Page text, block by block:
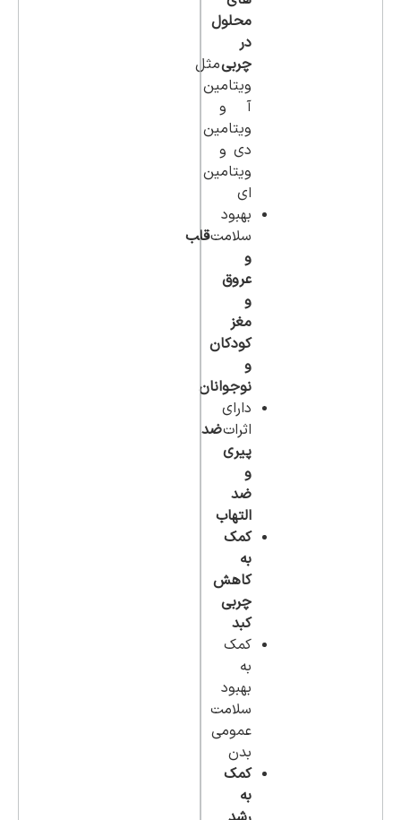
محلول
در
چربیمثل
ویتامین
آ و
ویتامین
دی و
ویتامین
ای
بهبود
سلامتقلب
و
عروق
و
مغز
کودکان
و
نوجوانان
دارای
اثراتضد
پیری
و
ضد
التهاب
کمک
به
کاهش
چربی
کبد
کمک
به
بهبود
سلامت
عمومی
بدن
کمک
به